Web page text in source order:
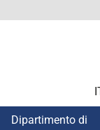
Dipartimento di